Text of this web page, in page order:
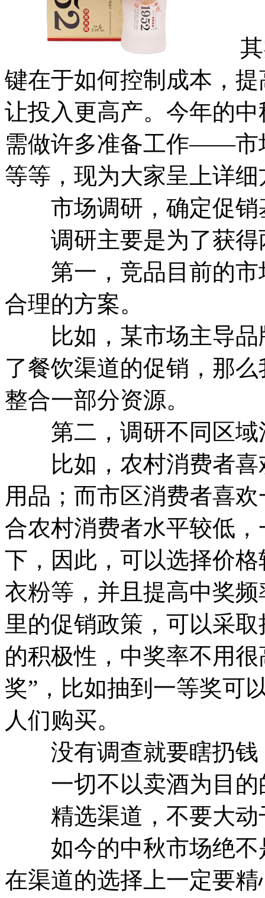
其实
键在于如何控制成本，
让投入更高产。今年的
需做许多准备工作——市
等等，现为大家呈上详
市场调研，确定促销
调研主要是为了获得
第一，竞品目前的市
合理的方案。
比如，某市场主导品
了餐饮渠道的促销，那
整合一部分资源。
第二，调研不同区域
比如，农村消费者喜
用品；而市区消费者喜
合农村消费者水平较低
下，因此，可以选择价
衣粉等，并且提高中奖
里的促销政策，可以采
的积极性，中奖率不用
奖”，比如抽到一等奖可
人们购买。
没有调查就要瞎扔钱
一切不以卖酒为目的
精选渠道，不要大动
如今的中秋市场绝不
在渠道的选择上一定要